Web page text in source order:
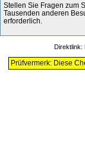
Stellen Sie Fragen zum
Tausenden anderen
erforderlich.
Direktlink:
Prüfvermerk: Diese